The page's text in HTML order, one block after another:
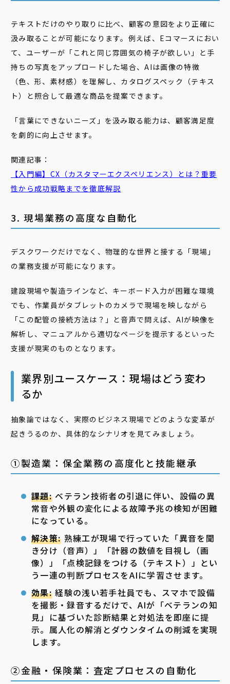
テキストだけのやり取りに比べ、顧客の意図をより正確に
汲み取ることが可能になります。例えば、Eコマースにおい
て、ユーザーが「これと同じ雰囲気の椅子が欲しい」と手
持ちの写真をアップロードした場合、AIは画像の特徴
（色、形、素材感）を理解し、カタログスペック（テキス
ト）と照合して最適な商品を提案できます。
「言葉にできないニーズ」を汲み取る能力は、顧客満足度
を劇的に向上させます。
関連記事：
【入門編】CX（カスタマーエクスペリエンス）とは？重要
性から成功戦略までを徹底解説
3. 現場業務の高度な自動化
デスクワークだけでなく、物理的な世界と接する「現場」
の業務支援が可能になります。
建設現場や製造ラインなど、キーボード入力が困難な環境
でも、作業員がタブレットのカメラで現場を映しながら
「この配管の接続方法は？」と音声で問えば、AIが映像を
解析し、マニュアルから適切なページを提示するといった
支援が現実のものとなります。
業界別ユースケース：現場はどう変わ
るか
抽象論ではなく、実際のビジネス現場でどのような変革が
起きうるのか、具体的なシナリオを見てみましょう。
①製造業：保全業務の高度化と技能継承
課題:ベテラン技術者の引退に伴い、設備の異
常音や外観の変化による故障予兆の検知が困難
になっている。
解決策: 熟練工が現場で行っていた「異音を聞
き分け（音声）」「計器の数値を目視し（画
像）」「点検記録をつける（テキスト）」とい
う一連の判断プロセスをAIに学習させます。
効果:経験の浅い若手社員でも、スマホで設備
を撮影・録音するだけで、AIが「ベテランの知
見」に基づいた診断結果と対処法を即座に提
示。属人化の解消とダウンタイムの削減を実現
します。
②金融・保険業：査定プロセスの自動化